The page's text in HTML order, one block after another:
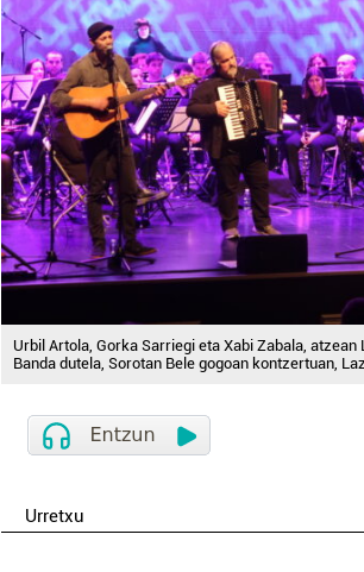
Urbil Artola, Gorka Sarriegi eta Xabi Zabala,
Banda dutela, Sorotan Bele gogoan kontzertuan,
Urretxu